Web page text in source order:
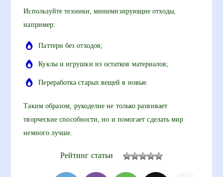
Используйте техники, минимизирующие отходы,
например:
Паттерн без отходов;
Куклы и игрушки из остатков материалов;
Переработка старых вещей в новые.
Таким образом, рукоделие не только развивает
творческие способности, но и помогает сделать мир
немного лучше.
Рейтинг статьи